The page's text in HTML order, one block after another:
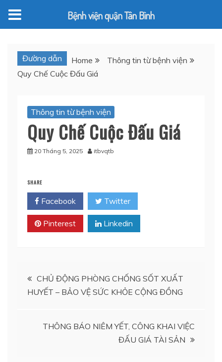
contentĐường dẫn Home
Thông tin từ bệnh viện
Quy Chế Cuộc Đấu Giá
Thông tin từ bệnh viện
Quy Chế Cuộc Đấu Giá
20 Tháng 5, 2025 itbvqtb
SHARE
Facebook Twitter
Pinterest Linkedin
Điều
hướng
CHỦ ĐỘNG PHÒNG CHỐNG SỐT XUẤT
HUYẾT – BẢO VỆ SỨC KHỎE CỘNG ĐỒNG
THÔNG BÁO NIÊM YẾT, CÔNG KHAI VIỆC
ĐẤU GIÁ TÀI SẢN
Bệnh viện quận Tân Bình